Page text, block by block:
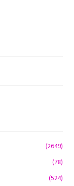
(2649)
(78)
(524)